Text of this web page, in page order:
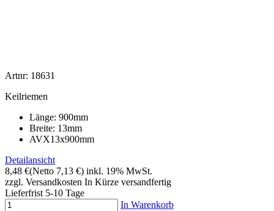
Artnr: 18631
Keilriemen
Länge: 900mm
Breite: 13mm
AVX13x900mm
Detailansicht
8,48 €(Netto 7,13 €) inkl. 19% MwSt.
zzgl. Versandkosten In Kürze versandfertig
Lieferfrist 5-10 Tage
In Warenkorb